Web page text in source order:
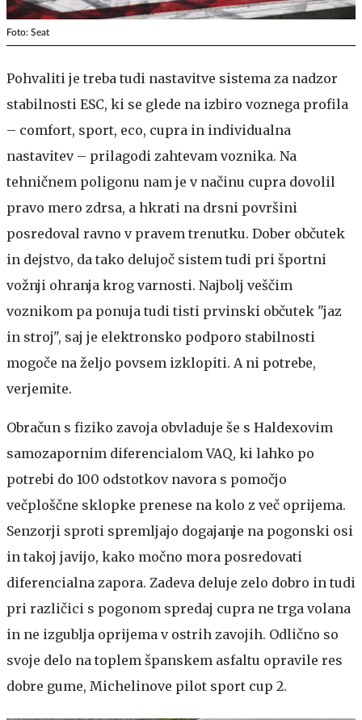
Foto: Seat
Pohvaliti je treba tudi nastavitve sistema za nadzor
stabilnosti ESC, ki se glede na izbiro voznega profila
– comfort, sport, eco, cupra in individualna
nastavitev – prilagodi zahtevam voznika. Na
tehničnem poligonu nam je v načinu cupra dovolil
pravo mero zdrsa, a hkrati na drsni površini
posredoval ravno v pravem trenutku. Dober občutek
in dejstvo, da tako delujoč sistem tudi pri športni
vožnji ohranja krog varnosti. Najbolj veščim
voznikom pa ponuja tudi tisti prvinski občutek "jaz
in stroj", saj je elektronsko podporo stabilnosti
mogoče na željo povsem izklopiti. A ni potrebe,
verjemite.
Obračun s fiziko zavoja obvladuje še s Haldexovim
samozapornim diferencialom VAQ, ki lahko po
potrebi do 100 odstotkov navora s pomočjo
večploščne sklopke prenese na kolo z več oprijema.
Senzorji sproti spremljajo dogajanje na pogonski osi
in takoj javijo, kako močno mora posredovati
diferencialna zapora. Zadeva deluje zelo dobro in tudi
pri različici s pogonom spredaj cupra ne trga volana
in ne izgublja oprijema v ostrih zavojih. Odlično so
svoje delo na toplem španskem asfaltu opravile res
dobre gume, Michelinove pilot sport cup 2.